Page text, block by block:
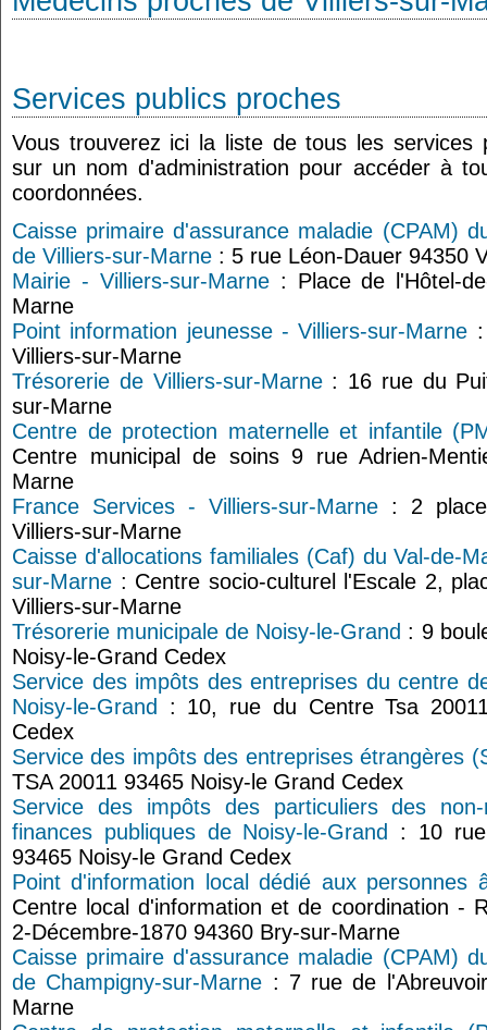
Services publics proches
Vous trouverez ici la liste de tous les services
sur un nom d'administration pour accéder à
coordonnées.
Caisse primaire d'assurance maladie (CPAM)
de Villiers-sur-Marne : 5 rue Léon-Dauer 94350
Mairie - Villiers-sur-Marne: Place de l'Hôtel-
Marne
Point information jeunesse - Villiers-sur-Marne
Villiers-sur-Marne
Trésorerie de Villiers-sur-Marne: 16 rue du
sur-Marne
Centre de protection maternelle et infantile
Centre municipal de soins 9 rue Adrien-
Marne
France Services - Villiers-sur-Marne : 2
Villiers-sur-Marne
Caisse d'allocations familiales (Caf) du Val-de-
sur-Marne : Centre socio-culturel l'Escale 2,
Villiers-sur-Marne
Trésorerie municipale de Noisy-le-Grand : 9
Noisy-le-Grand Cedex
Service des impôts des entreprises du centre
Noisy-le-Grand
: 10, rue du Centre Tsa
Cedex
Service des impôts des entreprises étrangères
TSA 20011 93465 Noisy-le Grand Cedex
Service des impôts des particuliers des
finances publiques de Noisy-le-Grand
: 10
93465 Noisy-le Grand Cedex
Point d'information local dédié aux personnes
Centre local d'information et de coordination -
2-Décembre-1870 94360 Bry-sur-Marne
Caisse primaire d'assurance maladie (CPAM)
de Champigny-sur-Marne : 7 rue de
Marne